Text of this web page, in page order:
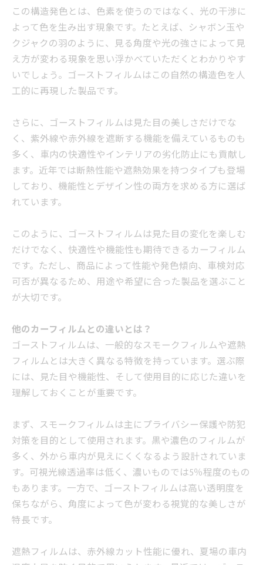
この構造発色とは、色素を使うのではなく、光の干渉に
よって色を生み出す現象です。たとえば、シャボン玉や
クジャクの羽のように、見る角度や光の強さによって見
え方が変わる現象を思い浮かべていただくとわかりやす
いでしょう。ゴーストフィルムはこの自然の構造色を人
工的に再現した製品です。
さらに、ゴーストフィルムは見た目の美しさだけでな
く、紫外線や赤外線を遮断する機能を備えているものも
多く、車内の快適性やインテリアの劣化防止にも貢献し
ます。近年では断熱性能や遮熱効果を持つタイプも登場
しており、機能性とデザイン性の両方を求める方に選ば
れています。
このように、ゴーストフィルムは見た目の変化を楽しむ
だけでなく、快適性や機能性も期待できるカーフィルム
です。ただし、商品によって性能や発色傾向、車検対応
可否が異なるため、用途や希望に合った製品を選ぶこと
が大切です。
他のカーフィルムとの違いとは？
ゴーストフィルムは、一般的なスモークフィルムや遮熱
フィルムとは大きく異なる特徴を持っています。選ぶ際
には、見た目や機能性、そして使用目的に応じた違いを
理解しておくことが重要です。
まず、スモークフィルムは主にプライバシー保護や防犯
対策を目的として使用されます。黒や濃色のフィルムが
多く、外から車内が見えにくくなるよう設計されていま
す。可視光線透過率は低く、濃いものでは5％程度のもの
もあります。一方で、ゴーストフィルムは高い透明度を
保ちながら、角度によって色が変わる視覚的な美しさが
特長です。
遮熱フィルムは、赤外線カット性能に優れ、夏場の車内